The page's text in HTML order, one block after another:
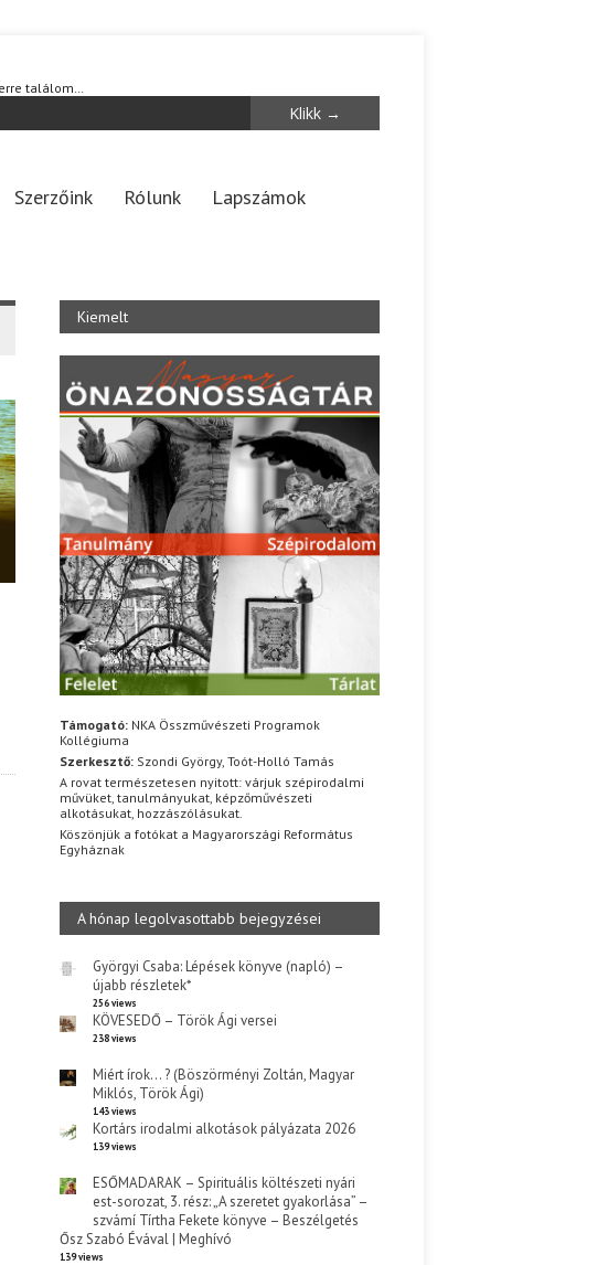
találom…
Szerzőink Rólunk
Lapszámok
Kiemelt
Támogató: NKA Összművészeti Programok
Kollégiuma
Szerkesztő: Szondi György, Toót-Holló Tamás
A rovat természetesen nyitott: várjuk szépirodalmi
művüket, tanulmányukat, képzőművészeti
alkotásukat, hozzászólásukat.
Köszönjük a fotókat a Magyarországi Református
Egyháznak
A hónap legolvasottabb bejegyzései
Györgyi Csaba: Lépések könyve (napló) –
újabb részletek*
256 views
KÖVESEDŐ – Török Ági versei
238 views
Miért írok… ? (Böszörményi Zoltán, Magyar
Miklós, Török Ági)
143 views
Kortárs irodalmi alkotások pályázata 2026
139 views
ESŐMADARAK – Spirituális költészeti nyári
est-sorozat, 3. rész: „A szeretet gyakorlása” –
szvámí Tírtha Fekete könyve – Beszélgetés
Ősz Szabó Évával | Meghívó
139 views